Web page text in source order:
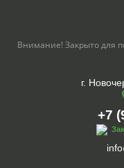
Внимание! Закрыто для
г.
+7